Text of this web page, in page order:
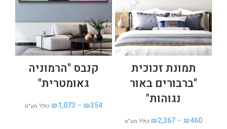
תמונת זכוכית
"ברבורים באור
נגוהות"
₪460
–
₪2,367 כולל מע"מ
קנבס "הרמוניה
גאומטרית"
₪354
–
₪1,073 כולל מע"מ